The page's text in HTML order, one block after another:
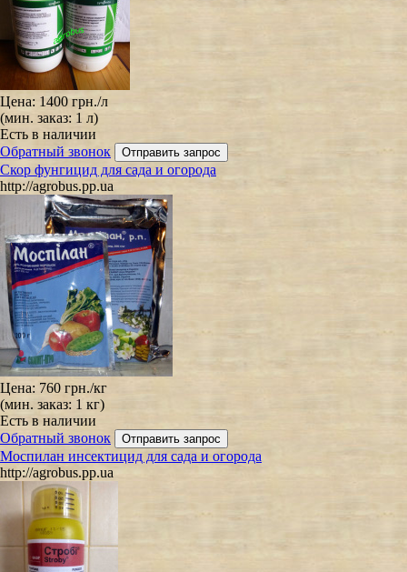
Цена: 1400 грн./л
(мин. заказ: 1 л)
Есть в наличии
Обратный звонок
Скор фунгицид для сада и огорода
http://agrobus.pp.ua
Цена: 760 грн./кг
(мин. заказ: 1 кг)
Есть в наличии
Обратный звонок
Моспилан инсектицид для сада и огорода
http://agrobus.pp.ua